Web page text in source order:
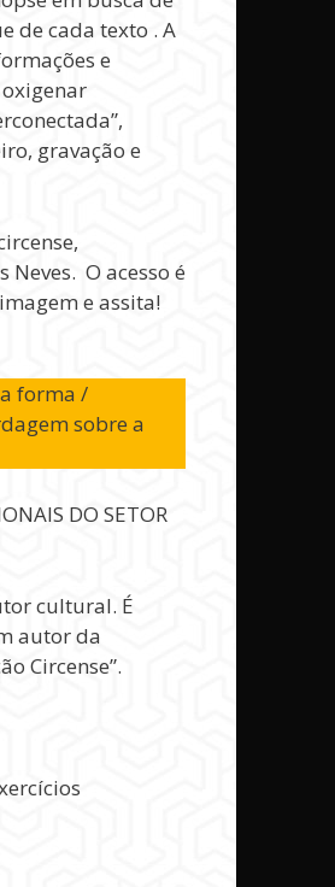
de cada texto . A
e
gravação e
O acesso é
e assita!
forma /
sobre a
DO SETOR
cultural. É
autor da
Circense”.